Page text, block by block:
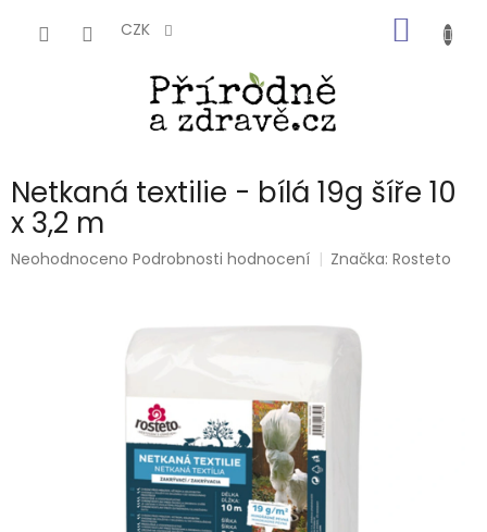
CZK
KOŠÍK
Netkaná textilie - bílá 19g šíře 10
x 3,2 m
Průměrné
Neohodnoceno Podrobnosti hodnocení Značka:Rosteto